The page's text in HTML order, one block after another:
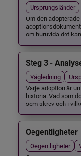
Ursprungsländer
Om den
om huruvida det
Steg 3 -
Vägledning
Varje adoption är
historia. Vad som
som skrev och i
Oegentligheter
Oegentligheter